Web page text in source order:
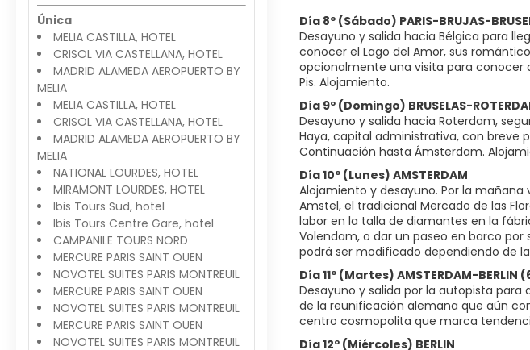
Día 8º (Sábado) PARIS-BRUJAS-
Desayuno y salida hacia Bélgica para
conocer el Lago del Amor, sus
opcionalmente una visita para conocer
Pis. Alojamiento.
Día 9º (Domingo) BRUSELAS-
Desayuno y salida hacia Roterdam,
Haya, capital administrativa, con breve
Continuación hasta Ámsterdam.
Día 10º (Lunes) AMSTERDAM
Alojamiento y desayuno. Por la
Amstel, el tradicional Mercado de las
labor en la talla de diamantes en la
Volendam, o dar un paseo en barco
Día 11º (Martes) AMSTERDAM-BERLIN
Desayuno y salida por la autopista
de la reunificación alemana que aún
centro cosmopolita que marca
Día 12º (Miércoles) BERLIN
Única
MELIA CASTILLA, HOTEL
CRISOL VIA CASTELLANA, HOTEL
MADRID ALAMEDA AEROPUERTO BY
MELIA
MELIA CASTILLA, HOTEL
CRISOL VIA CASTELLANA, HOTEL
MADRID ALAMEDA AEROPUERTO BY
MELIA
NATIONAL LOURDES, HOTEL
MIRAMONT LOURDES, HOTEL
Ibis Tours Sud, hotel
Ibis Tours Centre Gare, hotel
CAMPANILE TOURS NORD
MERCURE PARIS SAINT OUEN
NOVOTEL SUITES PARIS MONTREUIL
MERCURE PARIS SAINT OUEN
NOVOTEL SUITES PARIS MONTREUIL
MERCURE PARIS SAINT OUEN
NOVOTEL SUITES PARIS MONTREUIL